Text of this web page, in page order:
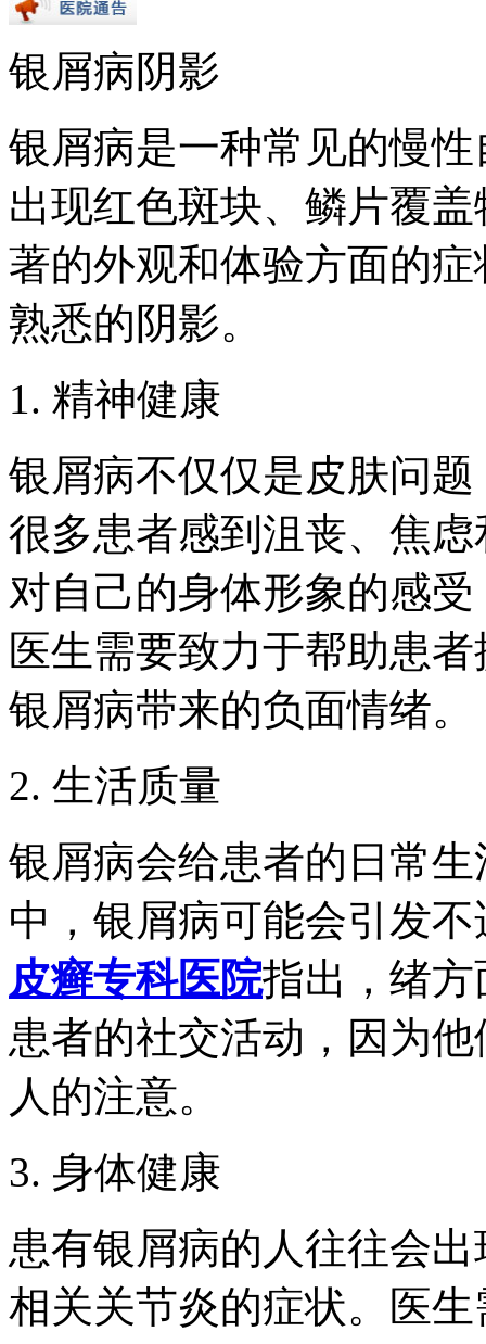
银屑病阴影
银屑病是一种常见的慢
出现红色斑块、鳞片覆
著的外观和体验方面的
熟悉的阴影。
1. 精神健康
银屑病不仅仅是皮肤问
很多患者感到沮丧、焦
对自己的身体形象的感
医生需要致力于帮助患
银屑病带来的负面情绪。
2. 生活质量
银屑病会给患者的日常
中，银屑病可能会引发
皮癣专科医院指出，绪
患者的社交活动，因为
人的注意。
3. 身体健康
患有银屑病的人往往会
相关关节炎的症状。医